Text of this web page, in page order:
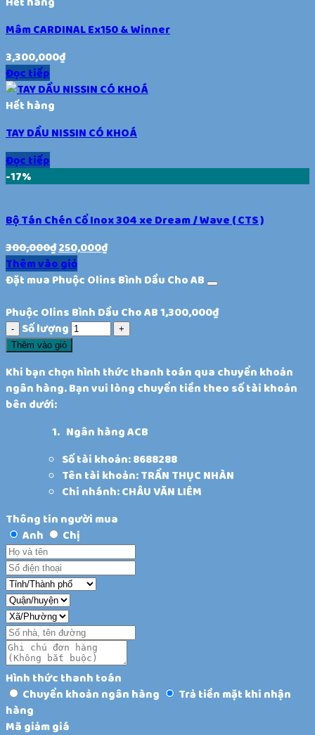
Mâm CARDINAL Ex150 & Winner
3,300,000₫
Đọc tiếp
Hết hàng
TAY DẦU NISSIN CÓ KHOÁ
Đọc tiếp
-17%
Bộ Tán Chén Cổ Inox 304 xe Dream / Wave ( CTS )
300,000₫250,000₫
Thêm vào giỏ
Đặt mua Phuộc Olins Bình Dầu Cho AB
Phuộc Olins Bình Dầu Cho AB1,300,000₫
Số lượng
Thêm vào giỏ
Khi bạn chọn hình thức thanh toán qua chuyển khoản
ngân hàng. Bạn vui lòng chuyển tiền theo số tài khoản
bên dưới:
Ngân hàng ACB
Số tài khoản: 8688288
Tên tài khoản: TRẦN THỤC NHÀN
Chi nhánh: CHÂU VĂN LIÊM
Thông tin người mua
Anh
Chị
Hình thức thanh toán
Chuyển khoản ngân hàng
Trả tiền mặt khi nhận
hàng
Mã giảm giá